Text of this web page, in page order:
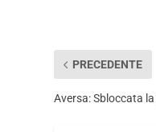
PRECEDENTE
Aversa: Sbloccata